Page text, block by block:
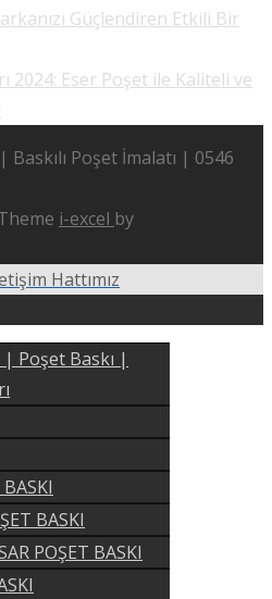
Güçlendiren Etkili Bir
2024: Eser Poşet ile Kaliteli ve
Poşet İmalatı | 0546
i-excel by
Hattımız
| Poşet Baskı |
BASKI
POŞET BASKI